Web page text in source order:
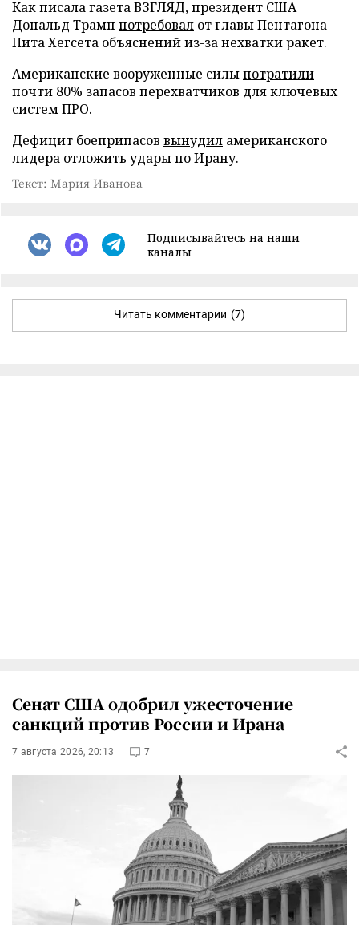
Как писала газета ВЗГЛЯД, президент США
Дональд Трамп потребовал от главы Пентагона
Пита Хегсета объяснений из-за нехватки ракет.
Американские вооруженные силыпотратили
почти 80% запасов перехватчиков для ключевых
систем ПРО.
Дефицит боеприпасов вынудил американского
лидера отложить удары по Ирану.
Текст: Мария Иванова
Подписывайтесь на наши
каналы
Читать комментарии (7)
Сенат США одобрил ужесточение
санкций против России и Ирана
7 августа 2026, 20:13 7